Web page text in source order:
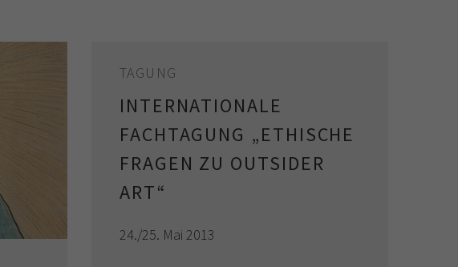
TAGUNG
INTERNATIONALE
FACHTAGUNG „ETHISCHE
FRAGEN ZU OUTSIDER
ART“
24./25. Mai 2013